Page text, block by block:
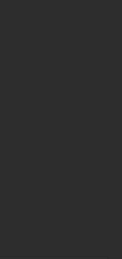
Price